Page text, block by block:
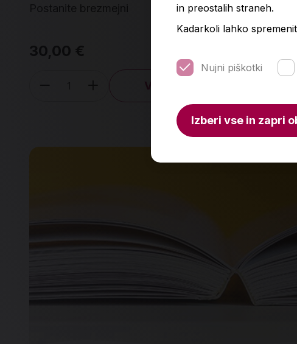
Postanite brezmejni
30,00 €
Količina
V košarico
Kako
in preostalih straneh.
Kadarkoli lahko
Nujni piškotki
Izberi vse in zapri